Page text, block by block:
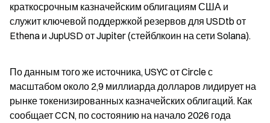
краткосрочным казначейским облигациям США и
служит ключевой поддержкой резервов для USDtb от
Ethena и JupUSD от Jupiter (стейблкоин на сети Solana).
По данным того же источника, USYC от Circle с
масштабом около 2,9 миллиарда долларов лидирует на
рынке токенизированных казначейских облигаций. Как
сообщает CCN, по состоянию на начало 2026 года